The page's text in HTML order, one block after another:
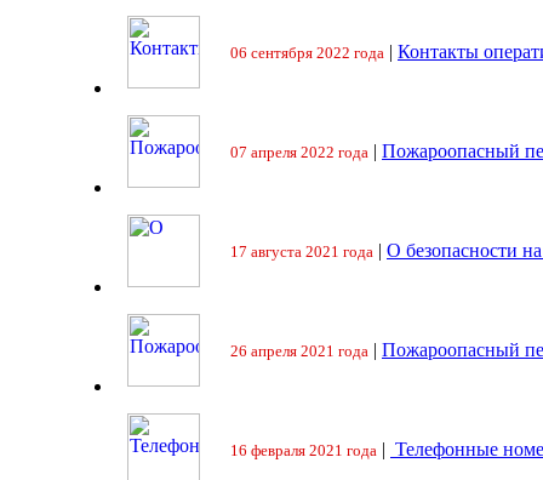
06 сентября 2022 года | Контакты
07 апреля 2022 года | Пожароопасный
17 августа 2021 года | О безопасности
26 апреля 2021 года | Пожароопасный
16 февраля 2021 года | Телефонные